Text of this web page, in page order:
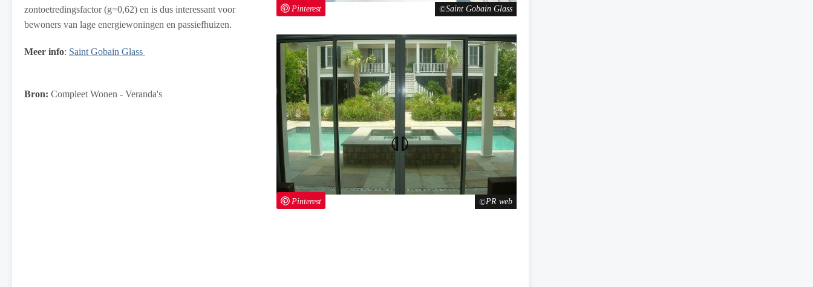
Saint Gobain Glass
Pinterest
PR web
Pinterest
zontoetredingsfactor (g=0,62) en is dus interessant voor
bewoners van lage energiewoningen en passiefhuizen.
Meer info: Saint Gobain Glass
Bron: Compleet Wonen - Veranda's